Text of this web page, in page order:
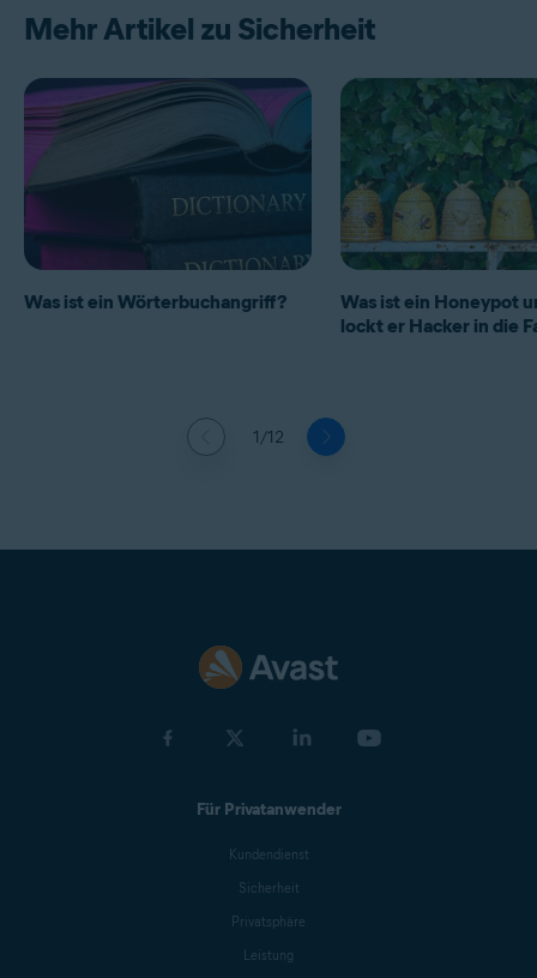
Mehr Artikel zu Sicherheit
1/12
Was ist ein Wörterbuchangriff?
Was ist ein Honeypot
lockt er Hacker in die
Für Privatanwender
Kundendienst
Sicherheit
Privatsphäre
Leistung